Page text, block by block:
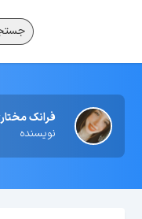
فرانک
نویسنده